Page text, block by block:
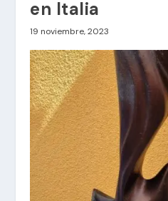
en Italia
19 noviembre, 2023